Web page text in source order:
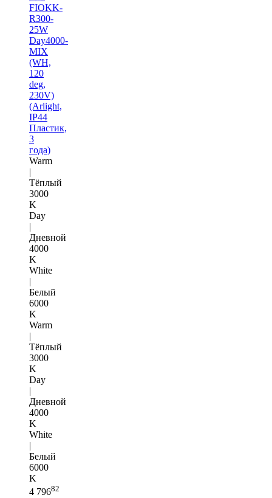
FIOKK-
R300-
25W
Day4000-
MIX
(WH,
120
deg,
230V)
(Arlight,
IP44
Пластик,
3
года)
Warm
|
Тёплый
3000
K
Day
|
Дневной
4000
K
White
|
Белый
6000
K
Warm
|
Тёплый
3000
K
Day
|
Дневной
4000
K
White
|
Белый
6000
K
4 79682